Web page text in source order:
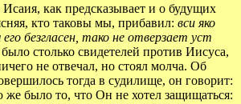
как предсказывает и о будущих
кто таковы мы, прибавил: вси яко
безгласен, тако не отверзает уст
столько свидетелей против Иисуса,
не отвечал, но стоял молча. Об
тогда в судилище, он говорит:
было то, что Он не хотел защищаться: